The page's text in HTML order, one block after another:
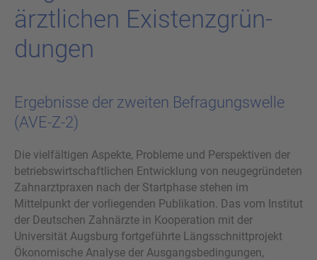
ärzt­li­chen Exis­tenz­grün­
dun­gen
Ergebnisse der zweiten Befragungswelle
(AVE-Z-2)
Die vielfältigen Aspekte, Probleme und Perspektiven der
betriebswirtschaftlichen Entwicklung von neugegründeten
Zahnarztpraxen nach der Startphase stehen im
Mittelpunkt der vorliegenden Publikation. Das vom Institut
der Deutschen Zahnärzte in Kooperation mit der
Universität Augsburg fortgeführte Längsschnittprojekt
Ökonomische Analyse der Ausgangsbedingungen,